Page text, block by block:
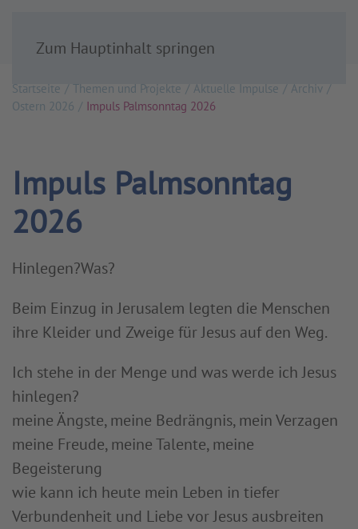
Zum Hauptinhalt springen
Startseite Themen und Projekte Aktuelle Impulse
Archiv
Ostern 2026
Impuls Palmsonntag 2026
Impuls Palmsonntag
2026
Hinlegen?Was?
Beim Einzug in Jerusalem legten die Menschen
ihre Kleider und Zweige für Jesus auf den Weg.
Ich stehe in der Menge und was werde ich Jesus
hinlegen?
meine Ängste, meine Bedrängnis, mein Verzagen
meine Freude, meine Talente, meine
Begeisterung
wie kann ich heute mein Leben in tiefer
Verbundenheit und Liebe vor Jesus ausbreiten